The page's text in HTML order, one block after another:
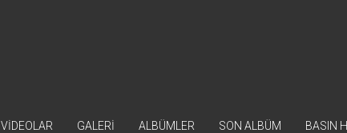
VİDEOLAR GALERİ ALBÜMLER SON ALBÜM BASIN